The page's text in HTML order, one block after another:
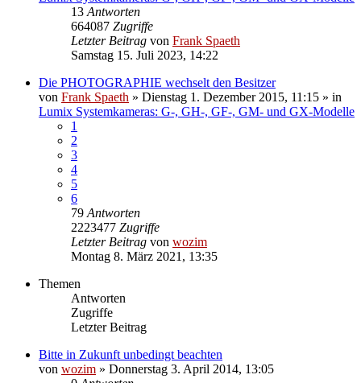
13 Antworten
664087 Zugriffe
Letzter Beitrag von Frank Spaeth
Samstag 15. Juli 2023, 14:22
Die PHOTOGRAPHIE wechselt den Besitzer
von Frank Spaeth » Dienstag 1. Dezember 2015, 11:15 » in
Lumix Systemkameras: G-, GH-, GF-, GM- und GX-Modelle
1
2
3
4
5
6
79 Antworten
2223477 Zugriffe
Letzter Beitrag von wozim
Montag 8. März 2021, 13:35
Themen
Antworten
Zugriffe
Letzter Beitrag
Bitte in Zukunft unbedingt beachten
von wozim » Donnerstag 3. April 2014, 13:05